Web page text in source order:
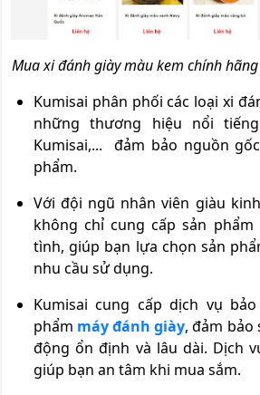
Mua xi đánh giày màu kem chính
Kumisai phân phối các loại xi
những thương hiệu nổi
Kumisai,... đảm bảo nguồn
phẩm.
Với đội ngũ nhân viên giàu
không chỉ cung cấp sản
tình, giúp bạn lựa chọn sản
nhu cầu sử dụng.
Kumisai cung cấp dịch vụ
phẩm máy đánh giày, đảm bảo
động ổn định và lâu dài. Dịch
giúp bạn an tâm khi mua sắm.